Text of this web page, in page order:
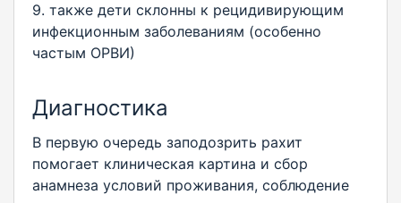
9. также дети склонны к рецидивирующим
инфекционным заболеваниям (особенно
частым ОРВИ)
Диагностика
В первую очередь заподозрить рахит
помогает клиническая картина и сбор
анамнеза условий проживания, соблюдение